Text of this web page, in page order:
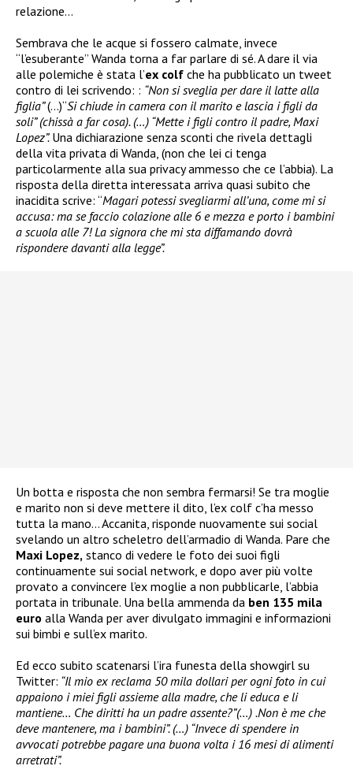
relazione…
Sembrava che le acque si fossero calmate, invece
“l’esuberante” Wanda torna a far parlare di sé. A dare il via
alle polemiche è stata l’ex colf che ha pubblicato un tweet
contro di lei scrivendo: : “Non si sveglia per dare il latte alla
figlia”(…)“Si chiude in camera con il marito e lascia i figli da
soli” (chissà a far cosa). (…) “Mette i figli contro il padre, Maxi
Lopez”. Una dichiarazione senza sconti che rivela dettagli
della vita privata di Wanda, (non che lei ci tenga
particolarmente alla sua privacy ammesso che ce l’abbia). La
risposta della diretta interessata arriva quasi subito che
inacidita scrive: “Magari potessi svegliarmi all’una, come mi si
accusa: ma se faccio colazione alle 6 e mezza e porto i bambini
a scuola alle 7! La signora che mi sta diffamando dovrà
rispondere davanti alla legge”.
Un botta e risposta che non sembra fermarsi! Se tra moglie
e marito non si deve mettere il dito, l’ex colf c’ha messo
tutta la mano… Accanita, risponde nuovamente sui social
svelando un altro scheletro dell’armadio di Wanda. Pare che
Maxi Lopez, stanco di vedere le foto dei suoi figli
continuamente sui social network, e dopo aver più volte
provato a convincere l’ex moglie a non pubblicarle, l’abbia
portata in tribunale. Una bella ammenda da ben 135 mila
euro alla Wanda per aver divulgato immagini e informazioni
sui bimbi e sull’ex marito.
Ed ecco subito scatenarsi l’ira funesta della showgirl su
Twitter: “Il mio ex reclama 50 mila dollari per ogni foto in cui
appaiono i miei figli assieme alla madre, che li educa e li
mantiene… Che diritti ha un padre assente?”(…) .Non è me che
deve mantenere, ma i bambini”. (…) “Invece di spendere in
avvocati potrebbe pagare una buona volta i 16 mesi di alimenti
arretrati”.